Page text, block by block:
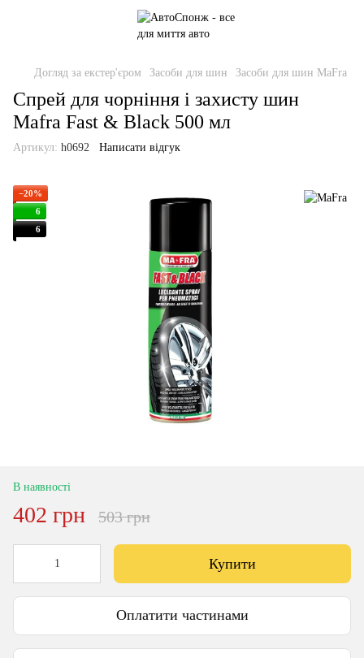
Догляд за екстер'єром Засоби для шин Засоби для шин MaFra
Спрей для чорніння і захисту шин
Mafra Fast & Black 500 мл
Артикул: h0692 Написати відгук
−20%
6
6
В наявності
402 грн 503 грн
Купити
Оплатити частинами